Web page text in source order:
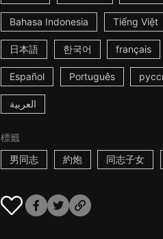
Bahasa Indonesia Tiếng Việt
日本語 한국어 français
Español Português
العربية
標籤
男同志
約炮 同志子女